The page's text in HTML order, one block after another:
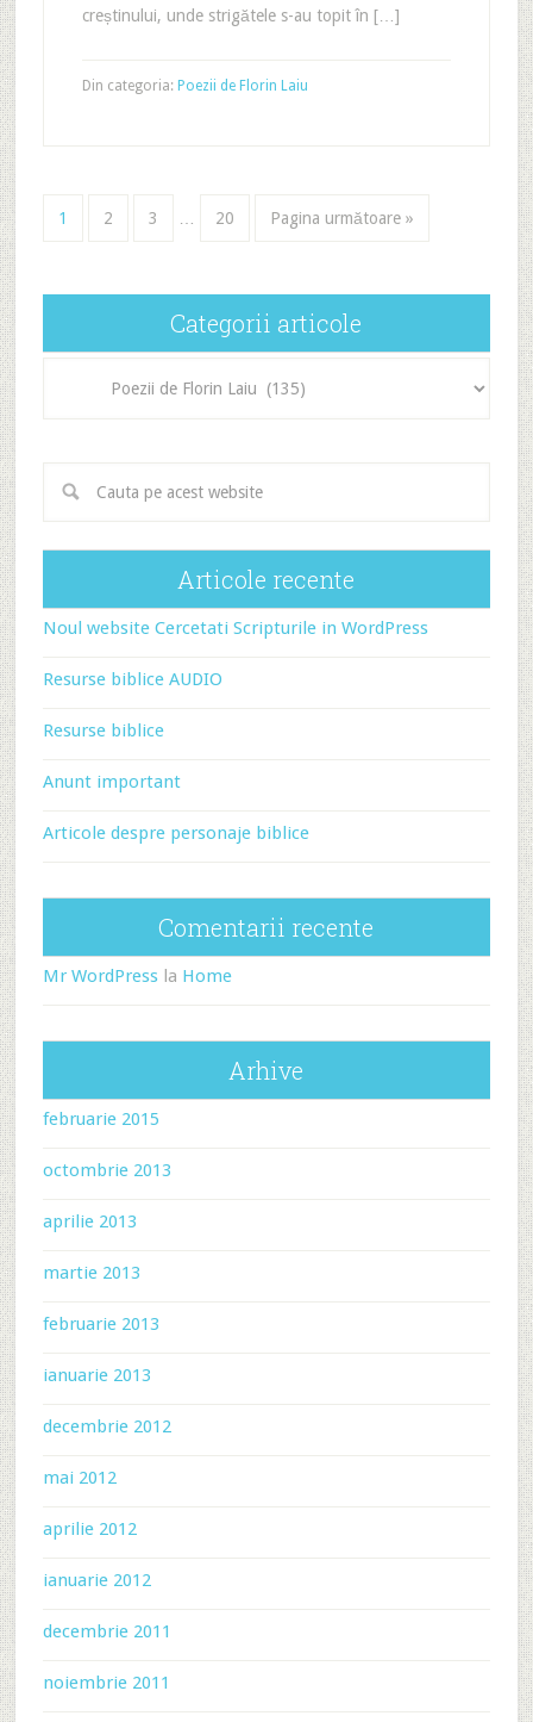
creștinului, unde strigătele s-au topit în […]
Din categoria: Poezii de Florin Laiu
1 2 3 20 Pagina următoare »
Categorii articole
Articole recente
Noul website Cercetati Scripturile in WordPress
Resurse biblice AUDIO
Resurse biblice
Anunt important
Articole despre personaje biblice
Comentarii recente
Mr WordPressla Home
Arhive
februarie 2015
octombrie 2013
aprilie 2013
martie 2013
februarie 2013
ianuarie 2013
decembrie 2012
mai 2012
aprilie 2012
ianuarie 2012
decembrie 2011
noiembrie 2011